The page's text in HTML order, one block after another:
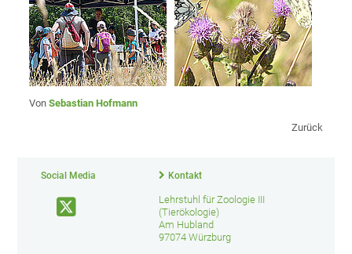
VonSebastian Hofmann
Zurück
Social Media Kontakt
Lehrstuhl für Zoologie III
(Tierökologie)
Am Hubland
97074 Würzburg